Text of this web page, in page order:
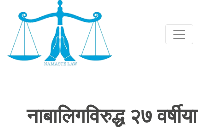
नाबालिगविरुद्ध २७ वर्षीया